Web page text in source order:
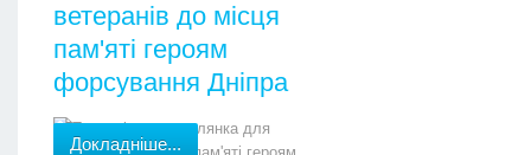
ветеранів до місця
пам'яті героям
форсування Дніпра
Докладніше...